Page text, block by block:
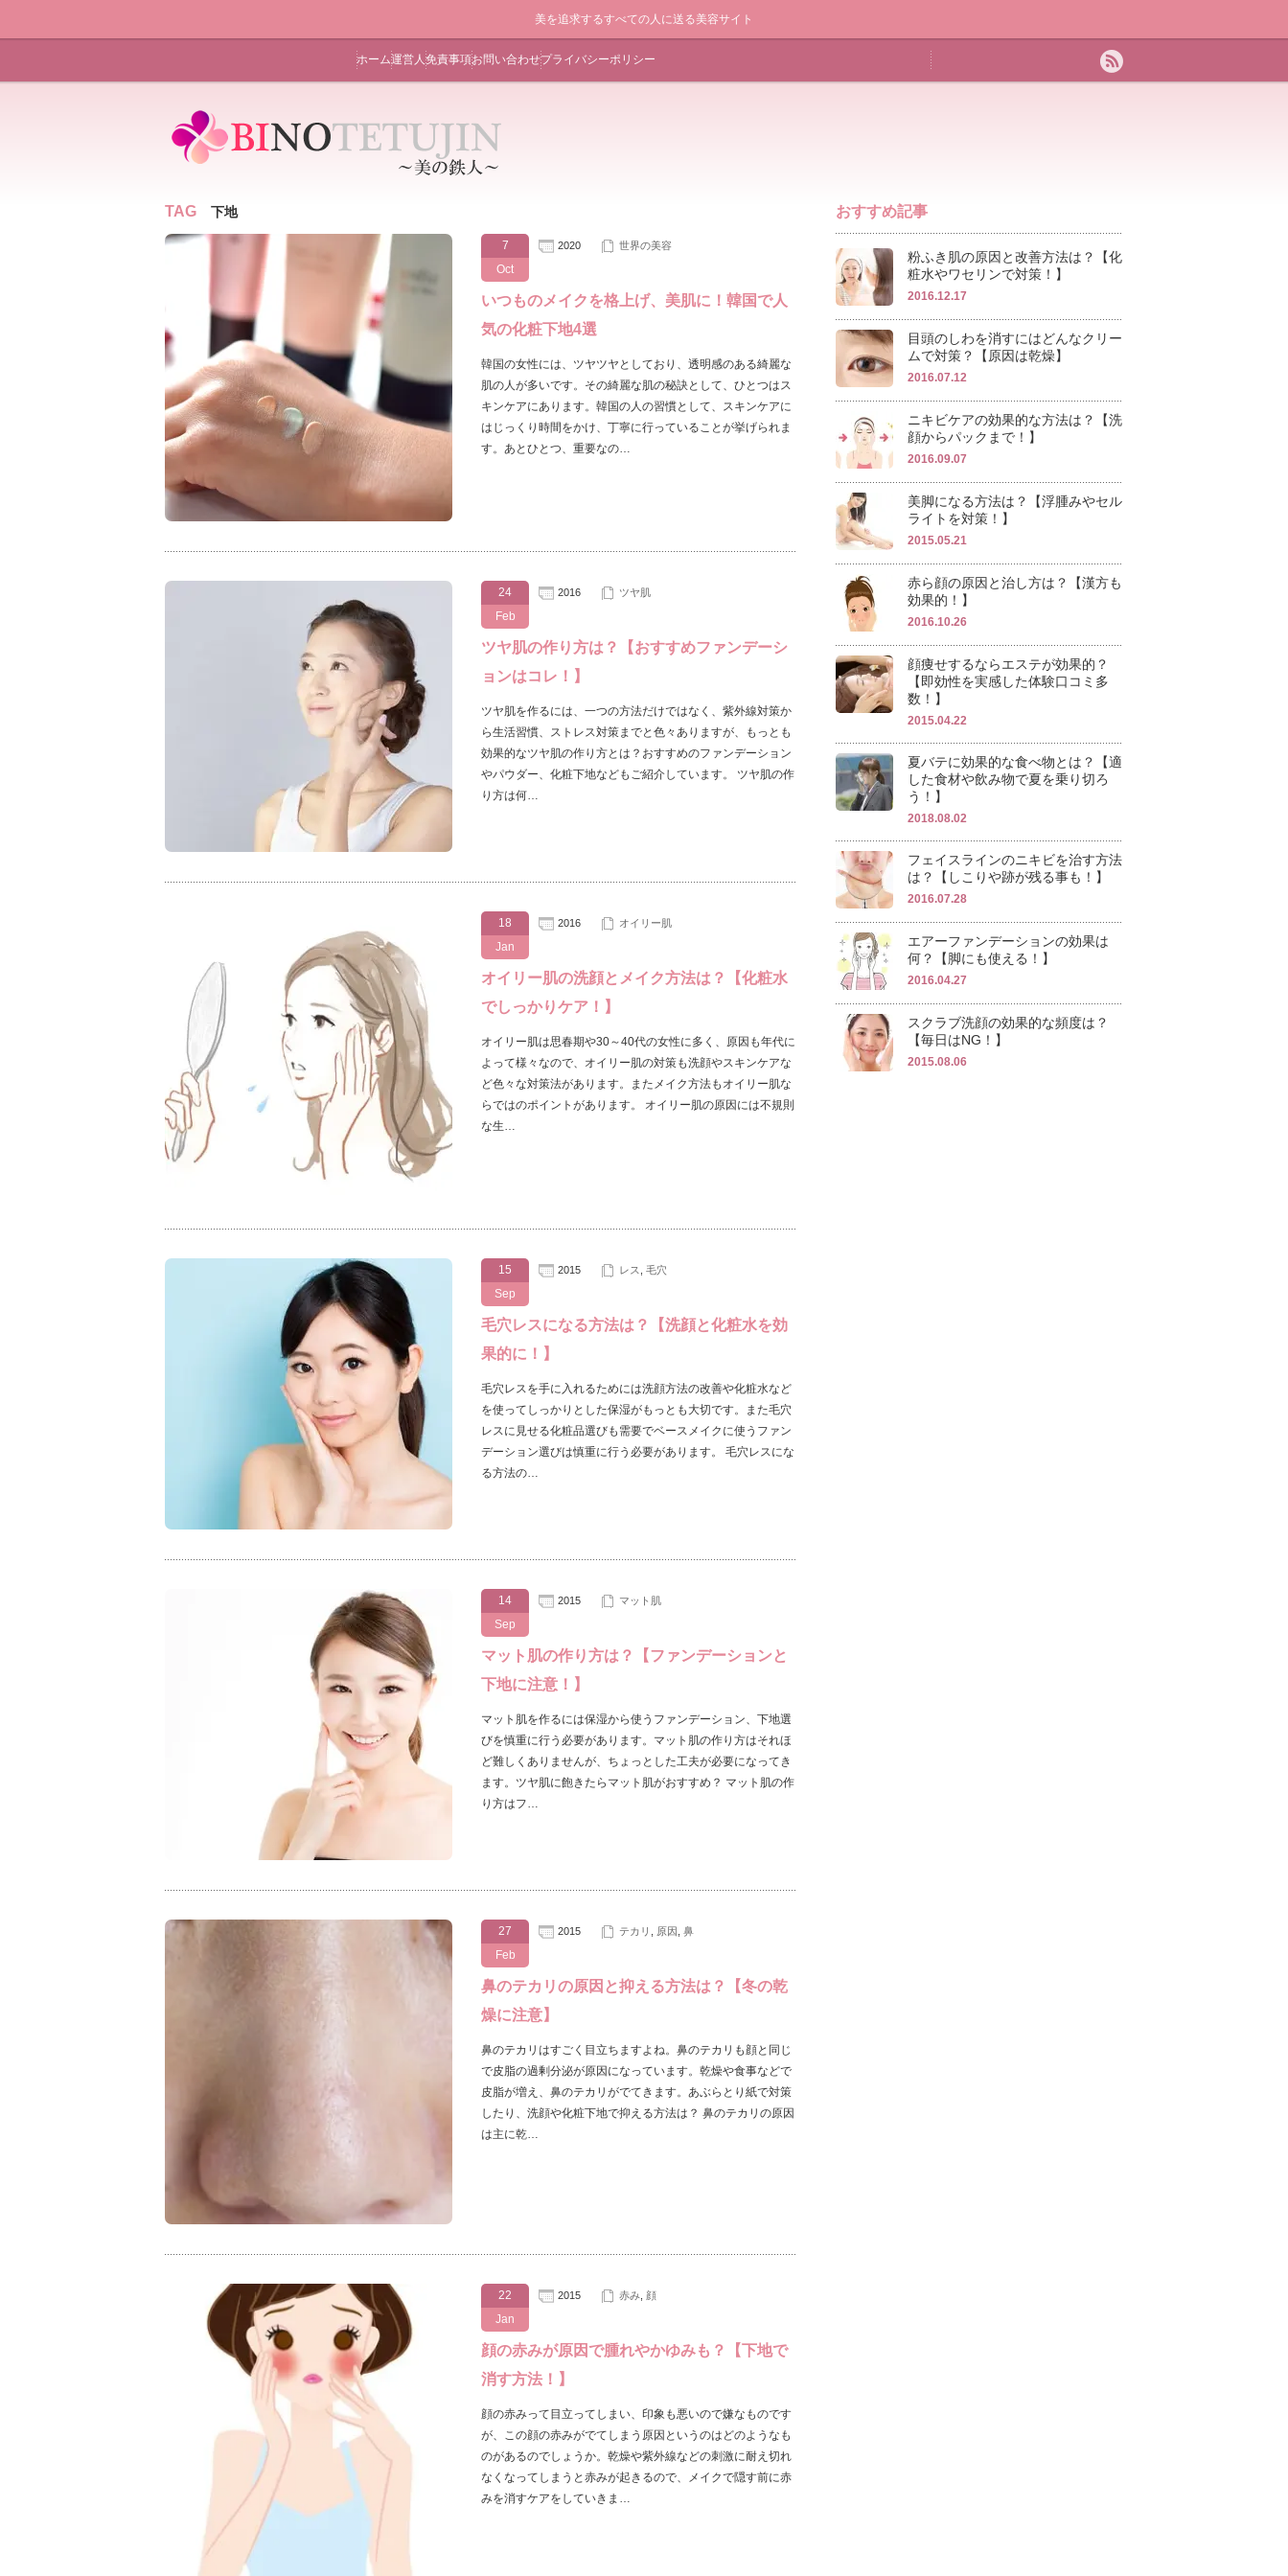
美を追求するすべての人に送る美容サイト
ホーム運営人免責事項お問い合わせプライバシーポリシー
TAG 下地
7
Oct
2020 世界の美容
いつものメイクを格上げ、美肌に！韓国で人
気の化粧下地4選
韓国の女性には、ツヤツヤとしており、透明感のある綺麗な
肌の人が多いです。その綺麗な肌の秘訣として、ひとつはス
キンケアにあります。韓国の人の習慣として、スキンケアに
はじっくり時間をかけ、丁寧に行っていることが挙げられま
す。あとひとつ、重要なの…
24
Feb
2016 ツヤ肌
ツヤ肌の作り方は？【おすすめファンデーシ
ョンはコレ！】
ツヤ肌を作るには、一つの方法だけではなく、紫外線対策か
ら生活習慣、ストレス対策までと色々ありますが、もっとも
効果的なツヤ肌の作り方とは？おすすめのファンデーション
やパウダー、化粧下地などもご紹介しています。 ツヤ肌の作
り方は何…
18
Jan
2016 オイリー肌
オイリー肌の洗顔とメイク方法は？【化粧水
でしっかりケア！】
オイリー肌は思春期や30～40代の女性に多く、原因も年代に
よって様々なので、オイリー肌の対策も洗顔やスキンケアな
ど色々な対策法があります。またメイク方法もオイリー肌な
らではのポイントがあります。 オイリー肌の原因には不規則
な生…
15
Sep
2015 レス 毛穴
毛穴レスになる方法は？【洗顔と化粧水を効
果的に！】
毛穴レスを手に入れるためには洗顔方法の改善や化粧水など
を使ってしっかりとした保湿がもっとも大切です。また毛穴
レスに見せる化粧品選びも需要でベースメイクに使うファン
デーション選びは慎重に行う必要があります。 毛穴レスにな
る方法の…
14
Sep
2015 マット肌
マット肌の作り方は？【ファンデーションと
下地に注意！】
マット肌を作るには保湿から使うファンデーション、下地選
びを慎重に行う必要があります。マット肌の作り方はそれほ
ど難しくありませんが、ちょっとした工夫が必要になってき
ます。ツヤ肌に飽きたらマット肌がおすすめ？ マット肌の作
り方はフ…
27
Feb
2015 テカリ 原因 鼻
鼻のテカリの原因と抑える方法は？【冬の乾
燥に注意】
鼻のテカリはすごく目立ちますよね。鼻のテカリも顔と同じ
で皮脂の過剰分泌が原因になっています。乾燥や食事などで
皮脂が増え、鼻のテカリがでてきます。あぶらとり紙で対策
したり、洗顔や化粧下地で抑える方法は？ 鼻のテカリの原因
は主に乾…
22
Jan
2015 赤み 顔
顔の赤みが原因で腫れやかゆみも？【下地で
消す方法！】
顔の赤みって目立ってしまい、印象も悪いので嫌なものです
が、この顔の赤みがでてしまう原因というのはどのようなも
のがあるのでしょうか。乾燥や紫外線などの刺激に耐え切れ
なくなってしまうと赤みが起きるので、メイクで隠す前に赤
みを消すケアをしていきま…
おすすめ記事
粉ふき肌の原因と改善方法は？【化
粧水やワセリンで対策！】
2016.12.17
目頭のしわを消すにはどんなクリー
ムで対策？【原因は乾燥】
2016.07.12
ニキビケアの効果的な方法は？【洗
顔からパックまで！】
2016.09.07
美脚になる方法は？【浮腫みやセル
ライトを対策！】
2015.05.21
赤ら顔の原因と治し方は？【漢方も
効果的！】
2016.10.26
顔痩せするならエステが効果的？
【即効性を実感した体験口コミ多
数！】
2015.04.22
夏バテに効果的な食べ物とは？【適
した食材や飲み物で夏を乗り切ろ
う！】
2018.08.02
フェイスラインのニキビを治す方法
は？【しこりや跡が残る事も！】
2016.07.28
エアーファンデーションの効果は
何？【脚にも使える！】
2016.04.27
スクラブ洗顔の効果的な頻度は？
【毎日はNG！】
2015.08.06